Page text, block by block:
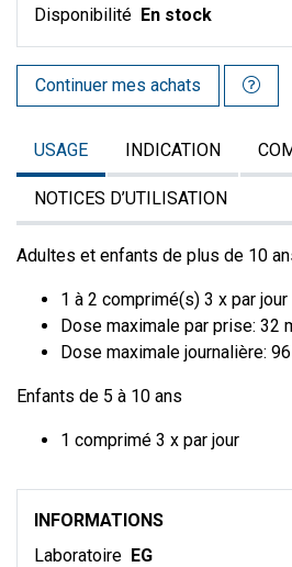
Disponibilité En stock
Continuer mes achats
USAGE INDICATION
NOTICES D’UTILISATION
Adultes et enfants de plus de 10
1 à 2 comprimé(s) 3 x par jour
Dose maximale par prise: 32
Dose maximale journalière:
Enfants de 5 à 10 ans
1 comprimé 3 x par jour
INFORMATIONS
Laboratoire EG